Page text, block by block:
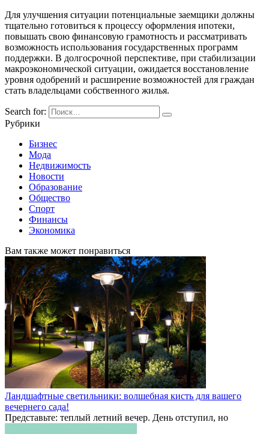
Для улучшения ситуации потенциальные заемщики должны
тщательно готовиться к процессу оформления ипотеки,
повышать свою финансовую грамотность и рассматривать
возможность использования государственных программ
поддержки. В долгосрочной перспективе, при стабилизации
макроэкономической ситуации, ожидается восстановление
уровня одобрений и расширение возможностей для граждан
стать владельцами собственного жилья.
Search for:
Рубрики
Бизнес
Мода
Недвижимость
Новости
Образование
Общество
Спорт
Финансы
Экономика
Вам также может понравиться
Ландшафтные светильники: волшебная кисть для вашего
вечернего сада!
Представьте: теплый летний вечер. День отступил, но